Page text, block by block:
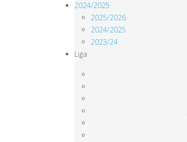
2024/2025
2025/2026
2024/2025
2023/24
Liga